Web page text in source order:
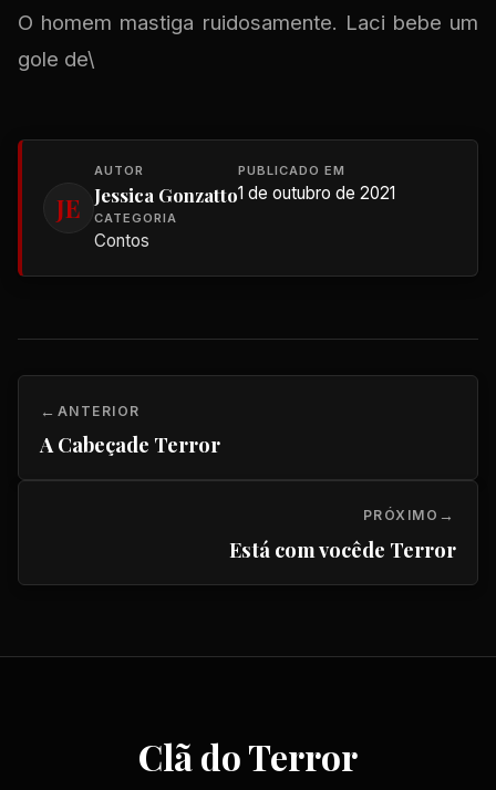
O homem mastiga ruidosamente. Laci bebe um
gole de\
JE
AUTOR
Jessica Gonzatto
PUBLICADO EM
1 de outubro de 2021
CATEGORIA
Contos
ANTERIOR
A Cabeçade Terror
PRÓXIMO
Está com vocêde Terror
Clã do Terror